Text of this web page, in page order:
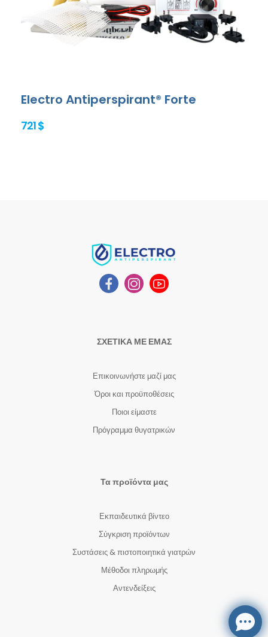
Electro Antiperspirant® Forte
721 $
ΣΧΕΤΙΚΑ ΜΕ ΕΜΑΣ
Επικοινωνήστε μαζί μας
Όροι και προϋποθέσεις
Ποιοι είμαστε
Πρόγραμμα θυγατρικών
Τα προϊόντα μας
Εκπαιδευτικά βίντεο
Σύγκριση προϊόντων
Συστάσεις & πιστοποιητικά γιατρών
Μέθοδοι πληρωμής
Αντενδείξεις